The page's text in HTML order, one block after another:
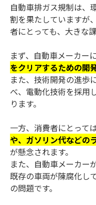
自動車排ガス規制は、
割を果たしていますが
者にとっても、大きな
まず、自動車メーカー
をクリアするための開
また、技術開発の進歩
べ、電動化技術を採用
ります。
一方、消費者にとっては
や、ガソリン代などの
が懸念されます。
また、自動車メーカー
既存の車両が陳腐化し
の問題です。